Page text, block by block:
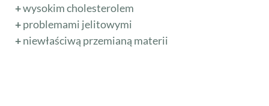
+wysokim cholesterolem
+problemami jelitowymi
+niewłaściwą przemianą materii